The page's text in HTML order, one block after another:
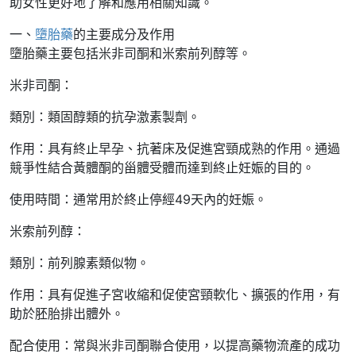
一、 墮胎藥的主要成分及作用
墮胎藥主要包括米非司酮和米索前列醇等。
米非司酮：
類別：類固醇類的抗孕激素製劑。
作用：具有終止早孕、抗著床及促進宮頸成熟的作用。通過
競爭性結合黃體酮的甾體受體而達到終止妊娠的目的。
使用時間：通常用於終止停經49天內的妊娠。
米索前列醇：
類別：前列腺素類似物。
作用：具有促進子宮收縮和促使宮頸軟化、擴張的作用，有
助於胚胎排出體外。
配合使用：常與米非司酮聯合使用，以提高藥物流產的成功